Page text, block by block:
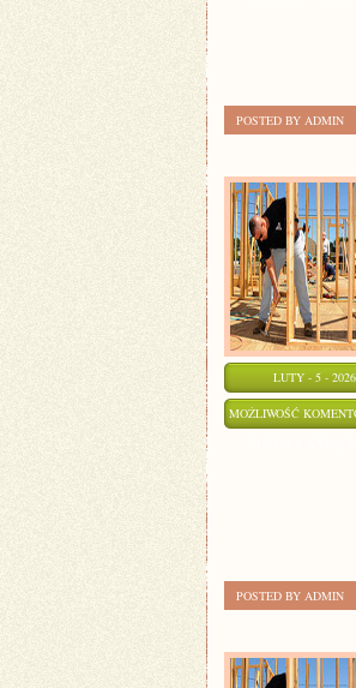
POSTED BY ADMIN
LUTY - 5 - 2026
MOŻLIWOŚĆ
POSTED BY ADMIN